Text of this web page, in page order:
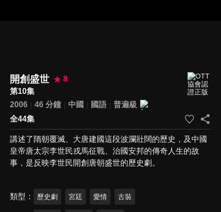
開創盛世
8
第10集
2006
46 分鐘 中國 國語
普遍級
全44集
講述了隋朝覆滅、大唐建國這段波瀾壯闊的歷史，及中國
皇帝唐太宗李世民戎馬征戰、治國安邦的傳奇人生的故
事，是反映李世民開創唐朝盛世的歷史劇。
類型 歷史劇 宮廷 愛情 古裝